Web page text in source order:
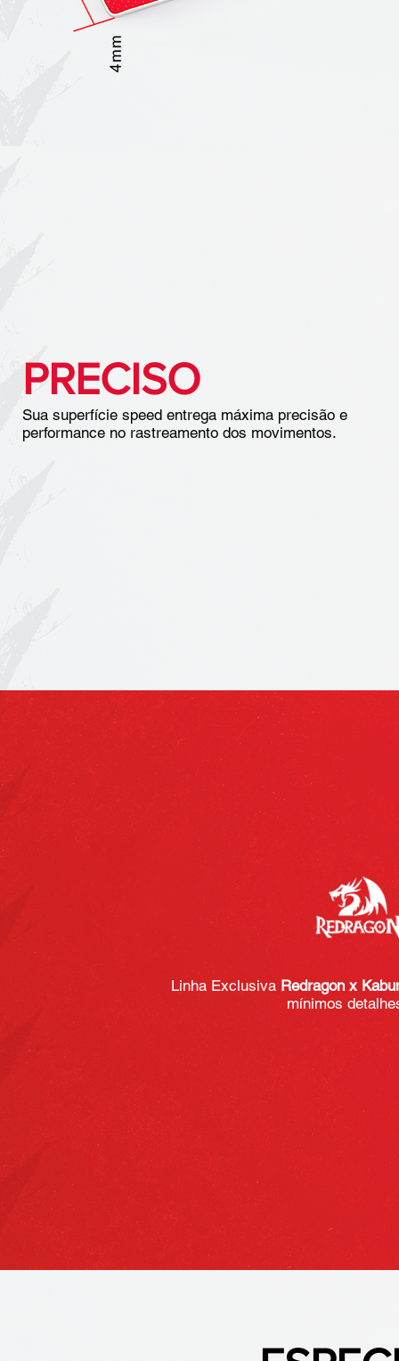
PRECISO
Sua superfície speed entrega máxima precisão e
performance no rastreamento dos movimentos.
Linha Exclusiva Redragon x
mínimos